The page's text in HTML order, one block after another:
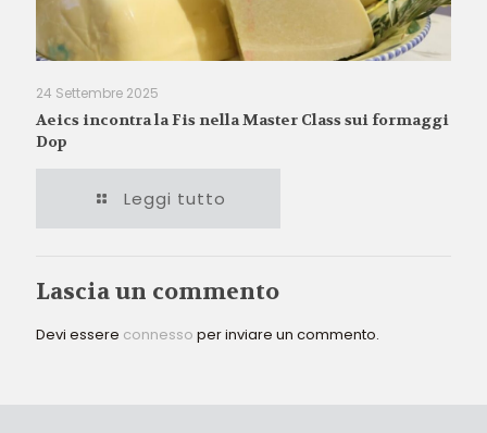
24 Settembre 2025
Aeics incontra la Fis nella Master Class sui formaggi
Dop
Leggi tutto
Lascia un commento
Devi essere connesso per inviare un commento.